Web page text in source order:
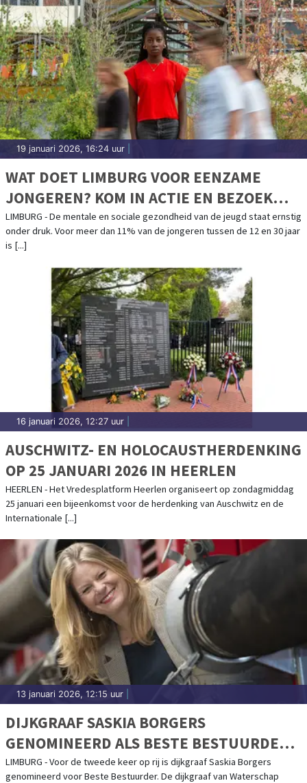
19 januari 2026, 16:24 uur
WAT DOET LIMBURG VOOR EENZAME
JONGEREN? KOM IN ACTIE EN BEZOEK
ONZE GRATIS INSPIRATIESESSIE
LIMBURG - De mentale en sociale gezondheid van de jeugd staat ernstig
onder druk. Voor meer dan 11% van de jongeren tussen de 12 en 30 jaar
is [...]
16 januari 2026, 12:27 uur
AUSCHWITZ- EN HOLOCAUSTHERDENKING
OP 25 JANUARI 2026 IN HEERLEN
HEERLEN - Het Vredesplatform Heerlen organiseert op zondagmiddag
25 januari een bijeenkomst voor de herdenking van Auschwitz en de
Internationale [...]
13 januari 2026, 12:15 uur
DIJKGRAAF SASKIA BORGERS
GENOMINEERD ALS BESTE BESTUURDER
2025
LIMBURG - Voor de tweede keer op rij is dijkgraaf Saskia Borgers
genomineerd voor Beste Bestuurder. De dijkgraaf van Waterschap